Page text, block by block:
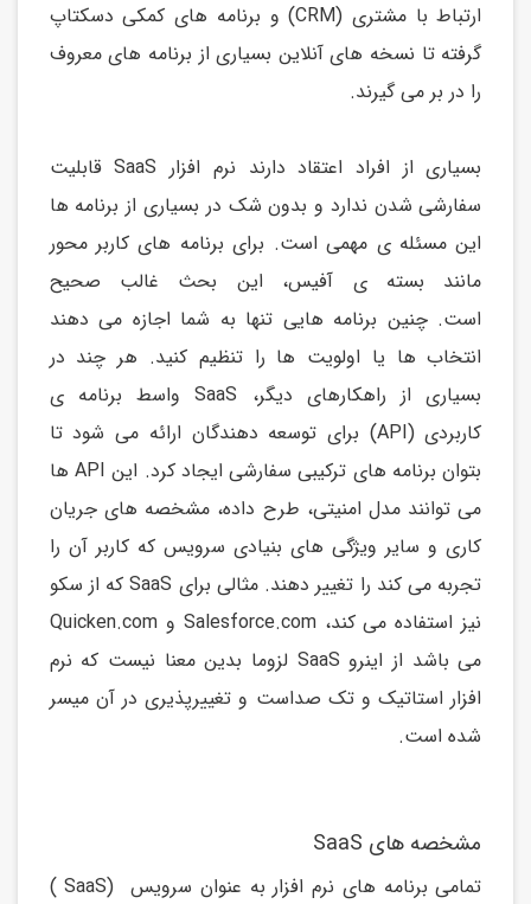
ارتباط با مشتری (CRM) و برنامه های کمکی دسکتاپ
گرفته تا نسخه های آنلاین بسیاری از برنامه های معروف
را در بر می گیرند.
بسیاری از افراد اعتقاد دارند نرم افزار SaaS قابلیت
سفارشی شدن ندارد و بدون شک در بسیاری از برنامه ها
این مسئله ی مهمی است. برای برنامه های کاربر محور
مانند بسته ی آفیس، این بحث غالب صحيح
است. چنین برنامه هایی تنها به شما اجازه می دهند
انتخاب ها یا اولویت ها را تنظیم کنید. هر چند در
بسیاری از راهکارهای دیگر، SaaS واسط برنامه ی
کاربردی (API) برای توسعه دهندگان ارائه می شود تا
بتوان برنامه های ترکیبی سفارشی ایجاد کرد. این API ها
می توانند مدل امنیتی، طرح داده، مشخصه های جریان
کاری و سایر ویژگی های بنیادی سرویس که کاربر آن را
تجربه می کند را تغییر دهند. مثالی برای SaaS که از سکو
نیز استفاده می کند، Salesforce.com و Quicken.com
می باشد از اینرو SaaS لزوما بدین معنا نیست که نرم
افزار استاتیک و تک صداست و تغییرپذیری در آن میسر
شده است.
مشخصه های SaaS
تمامی برنامه های نرم افزار به عنوان سرویس (SaaS )